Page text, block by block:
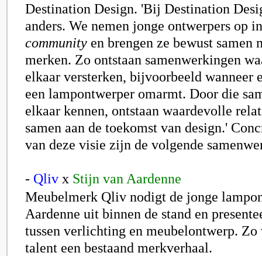
Destination Design. 'Bij Destination
anders. We nemen jonge ontwerpers op
community en brengen ze bewust samen
merken. Zo ontstaan samenwerkingen
elkaar versterken, bijvoorbeeld wanneer
een lampontwerper omarmt. Door die
elkaar kennen, ontstaan waardevolle
samen aan de toekomst van design.'
van deze visie zijn de volgende
- Qliv x Stijn van Aardenne
Meubelmerk Qliv nodigt de jonge
Aardenne uit binnen de stand en
tussen verlichting en meubelontwerp.
talent een bestaand merkverhaal.